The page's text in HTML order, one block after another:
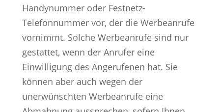
Handynummer oder Festnetz-
Telefonnummer vor, der die Werbeanrufe
vornimmt. Solche Werbeanrufe sind nur
gestattet, wenn der Anrufer eine
Einwilligung des Angerufenen hat. Sie
können aber auch wegen der
unerwünschten Werbeanrufe eine